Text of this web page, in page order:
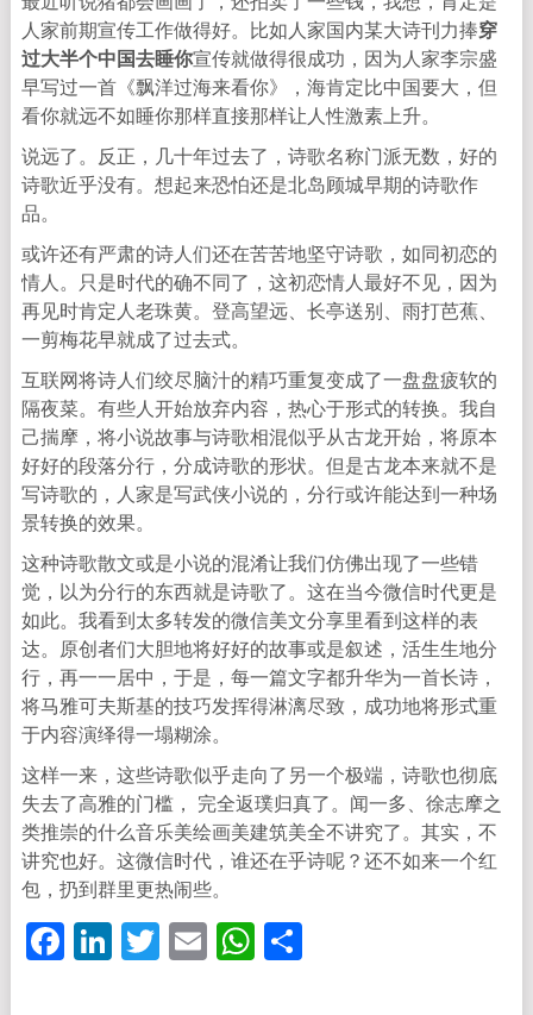
人家前期宣传工作做得好。比如人家国内某大诗刊力捧穿
过大半个中国去睡你宣传就做得很成功，因为人家李宗盛
早写过一首《飘洋过海来看你》，海肯定比中国要大，但
看你就远不如睡你那样直接那样让人性激素上升。
说远了。反正，几十年过去了，诗歌名称门派无数，好的
诗歌近乎没有。想起来恐怕还是北岛顾城早期的诗歌作
品。
或许还有严肃的诗人们还在苦苦地坚守诗歌，如同初恋的
情人。只是时代的确不同了，这初恋情人最好不见，因为
再见时肯定人老珠黄。登高望远、长亭送别、雨打芭蕉、
一剪梅花早就成了过去式。
互联网将诗人们绞尽脑汁的精巧重复变成了一盘盘疲软的
隔夜菜。有些人开始放弃内容，热心于形式的转换。我自
己揣摩，将小说故事与诗歌相混似乎从古龙开始，将原本
好好的段落分行，分成诗歌的形状。但是古龙本来就不是
写诗歌的，人家是写武侠小说的，分行或许能达到一种场
景转换的效果。
这种诗歌散文或是小说的混淆让我们仿佛出现了一些错
觉，以为分行的东西就是诗歌了。这在当今微信时代更是
如此。我看到太多转发的微信美文分享里看到这样的表
达。原创者们大胆地将好好的故事或是叙述，活生生地分
行，再一一居中，于是，每一篇文字都升华为一首长诗，
将马雅可夫斯基的技巧发挥得淋漓尽致，成功地将形式重
于内容演绎得一塌糊涂。
这样一来，这些诗歌似乎走向了另一个极端，诗歌也彻底
失去了高雅的门槛， 完全返璞归真了。闻一多、徐志摩之
类推崇的什么音乐美绘画美建筑美全不讲究了。其实，不
讲究也好。这微信时代，谁还在乎诗呢？还不如来一个红
包，扔到群里更热闹些。
Facebook
LinkedIn
Twitter
EmailWhatsApp
分